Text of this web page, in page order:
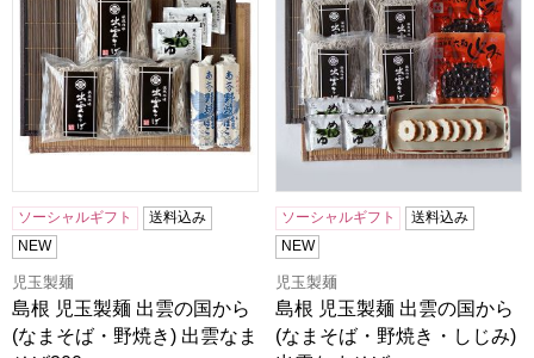
ソーシャルギフト
送料込み
NEW
児玉製麺
島根 児玉製麺 出雲の国から
(なまそば・野焼き) 出雲なま
ソーシャルギフト
送料込み
NEW
児玉製麺
島根 児玉製麺 出雲の国から
(なまそば・野焼き・しじみ)